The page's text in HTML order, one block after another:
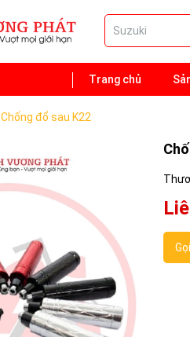
Trang chủ
Chống đổ sau K22
Gọi